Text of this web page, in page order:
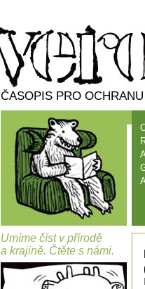
ČASOPIS PRO
Umíme číst v přírodě
a krajině. Čtěte s námi.